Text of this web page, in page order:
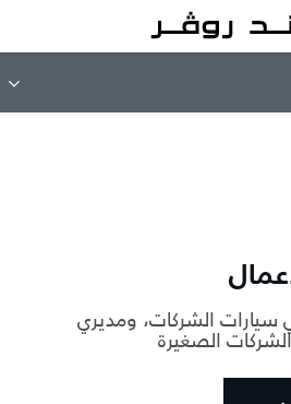
سيارات الشركات، ومديري
الصغيرة